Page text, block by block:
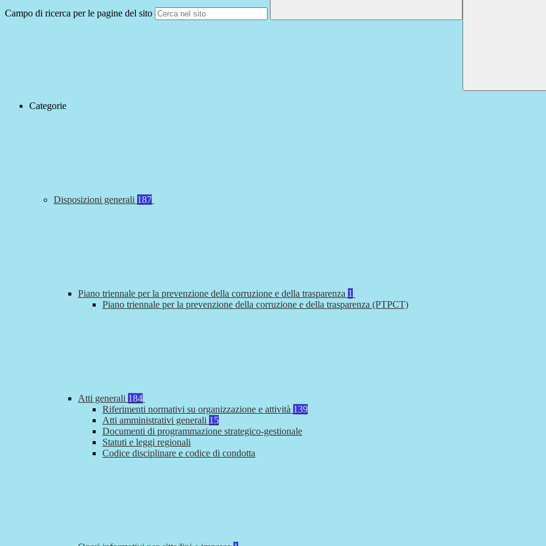
Campo di ricerca per le pagine del sito
Categorie
Disposizioni generali 187
Piano triennale per la prevenzione della corruzione e della trasparenza 1
Piano triennale per la prevenzione della corruzione e della trasparenza (PTPCT)
Atti generali 184
Riferimenti normativi su organizzazione e attività 139
Atti amministrativi generali 15
Documenti di programmazione strategico-gestionale
Statuti e leggi regionali
Codice disciplinare e codice di condotta